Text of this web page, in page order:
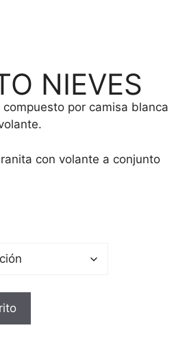
NIEVES
por camisa blanca
con volante a conjunto